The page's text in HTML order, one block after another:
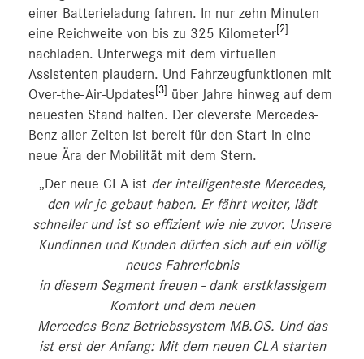
einer Batterieladung fahren. In nur zehn Minuten
eine Reichweite von bis zu 325 Kilometer [2]
nachladen. Unterwegs mit dem virtuellen
Assistenten plaudern. Und Fahrzeugfunktionen mit
Over-the-Air-Updates [3]
über Jahre hinweg auf dem
neuesten Stand halten. Der cleverste Mercedes-
Benz aller Zeiten ist bereit für den Start in eine
neue Ära der Mobilität mit dem Stern.
„Der neue CLA ist der intelligenteste Mercedes,
den wir je gebaut haben. Er fährt weiter, lädt
schneller und ist so effizient wie nie zuvor. Unsere
Kundinnen und Kunden dürfen sich auf ein völlig
neues Fahrerlebnis
in diesem Segment freuen - dank erstklassigem
Komfort und dem neuen
Mercedes-Benz Betriebssystem MB.OS. Und das
ist erst der Anfang: Mit dem neuen CLA starten